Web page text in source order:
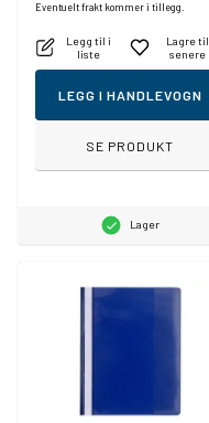
Eventuelt frakt kommer i tillegg.
Legg til i
liste
Lagre til
senere
LEGG I HANDLEVOGN
SE PRODUKT
Lager